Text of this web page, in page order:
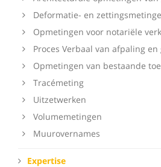
Deformatie- en
Opmetingen voor notariële
Proces Verbaal van afpaling
Opmetingen van bestaande
Tracémeting
Uitzetwerken
Volumemetingen
Muurovernames
Expertise